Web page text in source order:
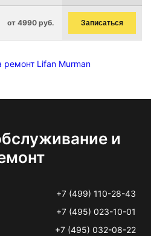
от 4990 руб. Записаться
ремонт Lifan Murman
и
+7 (499) 110-28-43
+7 (495) 023-10-01
+7 (495) 032-08-22